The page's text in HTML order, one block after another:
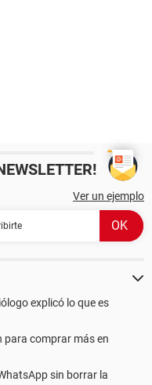
Ver un ejemplo
explicó lo que es
para comprar más en
sin borrar la